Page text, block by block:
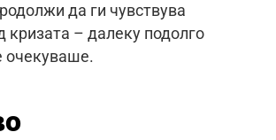
да ги чувствува
кризата – далеку подолго
очекуваше.